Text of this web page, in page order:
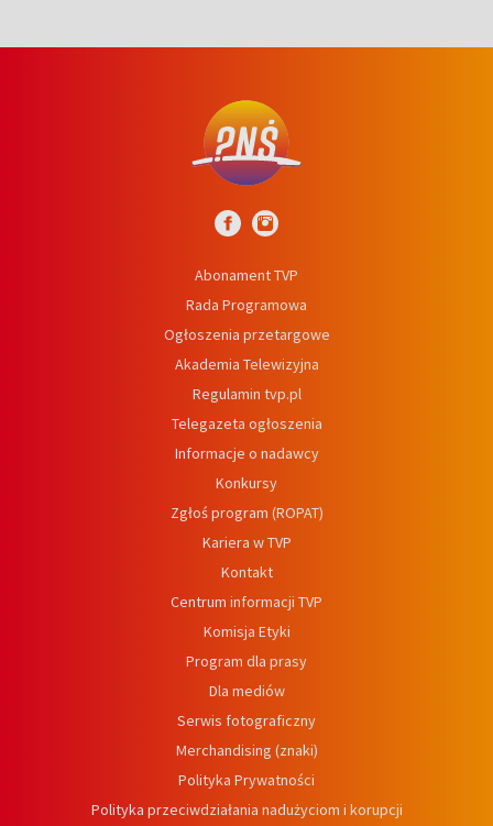
Abonament TVP
Rada Programowa
Ogłoszenia przetargowe
Akademia Telewizyjna
Regulamin tvp.pl
Telegazeta ogłoszenia
Informacje o nadawcy
Konkursy
Zgłoś program (ROPAT)
Kariera w TVP
Kontakt
Centrum informacji TVP
Komisja Etyki
Program dla prasy
Dla mediów
Serwis fotograficzny
Merchandising (znaki)
Polityka Prywatności
Polityka przeciwdziałania nadużyciom i korupcji